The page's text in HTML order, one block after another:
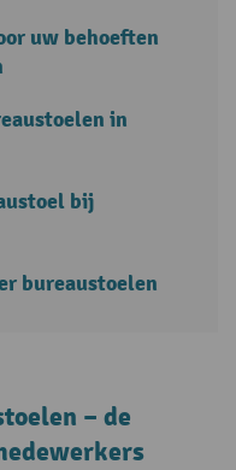
uw behoeften
in
bij
bureaustoelen
– de